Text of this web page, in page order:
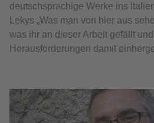
deutschsprachige Werke ins
Lekys „Was man von hier aus
was ihr an dieser Arbeit gefällt
Herausforderungen damit